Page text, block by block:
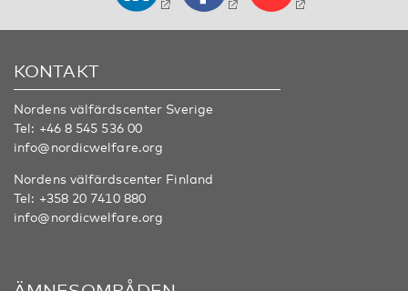
KONTAKT
Nordens välfärdscenter Sverige
Tel: +46 8 545 536 00
info@nordicwelfare.org
Nordens välfärdscenter Finland
Tel: +358 20 7410 880
info@nordicwelfare.org